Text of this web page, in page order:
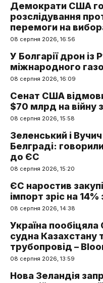
Демократи США
розслідування
перемоги на
08 серпня 2026, 16:56
У Болгарії дрон із
міжнародного
08 серпня 2026, 16:09
Сенат США
$70 млрд на війну
08 серпня 2026, 15:58
Зеленський і
Белграді:
до ЄС
08 серпня 2026, 15:20
ЄС наростив
імпорт зріс на 14%
08 серпня 2026, 14:38
Україна
судна Казахстану
трубопровід –
08 серпня 2026, 13:59
Нова Зеландія